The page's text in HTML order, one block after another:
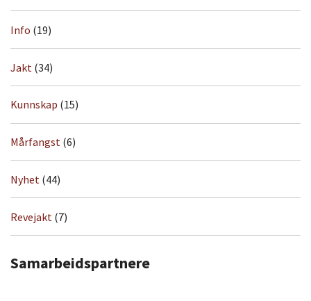
Info (19)
Jakt (34)
Kunnskap (15)
Mårfangst (6)
Nyhet (44)
Revejakt (7)
Samarbeidspartnere